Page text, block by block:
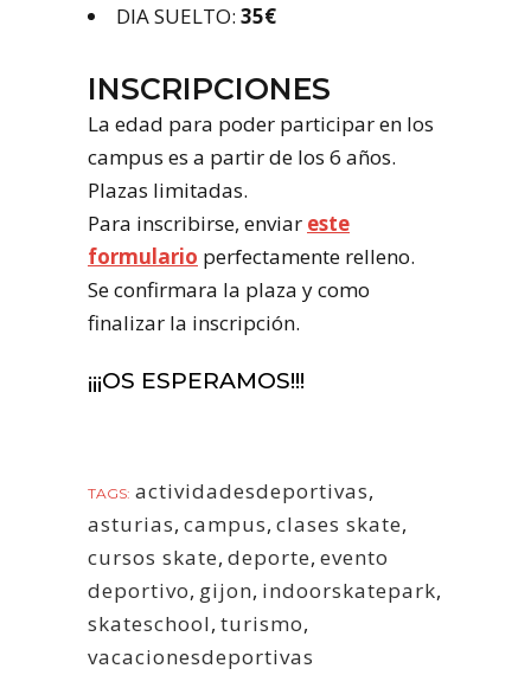
DIA SUELTO: 35€
INSCRIPCIONES
La edad para poder participar en los
campus es a partir de los 6 años.
Plazas limitadas.
Para inscribirse, enviar este
formulario perfectamente relleno.
Se confirmara la plaza y como
finalizar la inscripción.
¡¡¡OS ESPERAMOS!!!
TAGS: actividadesdeportivas,
asturias, campus, clases skate,
cursos skate, deporte, evento
deportivo, gijon, indoorskatepark,
skateschool, turismo,
vacacionesdeportivas